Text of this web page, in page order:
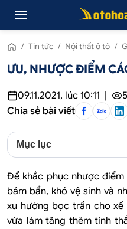
/ Tin tức / Nội thất ô tô /
ƯU, NHƯỢC ĐIỂM
09.11.2021, lúc 10:11
Chia sẻ bài viết
Mục lục
Để khắc phục nhược
bám bẩn, khó vệ sinh và
xu hướng bọc trần cho
vừa làm tăng thêm tính